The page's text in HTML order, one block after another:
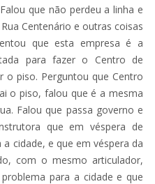
que não perdeu a linha e
Centenário e outras coisas
que esta empresa é a
para fazer o Centro de
o piso. Perguntou que Centro
o piso, falou que é a mesma
Falou que passa governo e
que em véspera de
cidade, e que em véspera da
com o mesmo articulador,
para a cidade e que